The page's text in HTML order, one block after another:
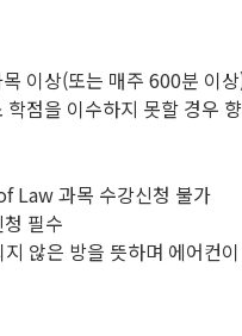
이상(또는 매주 600분 이
점을 이수하지 못할 경우
Law 과목 수강신청 불가
필수
않은 방을 뜻하며 에어컨